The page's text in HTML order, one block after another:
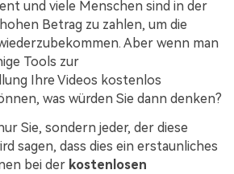
und viele Menschen sind in der
Betrag zu zahlen, um die
Aber wenn man
Tools zur
Ihre Videos kostenlos
was würden Sie dann denken?
Sie, sondern jeder, der diese
sagen, dass dies ein erstaunliches
bei der kostenlosen